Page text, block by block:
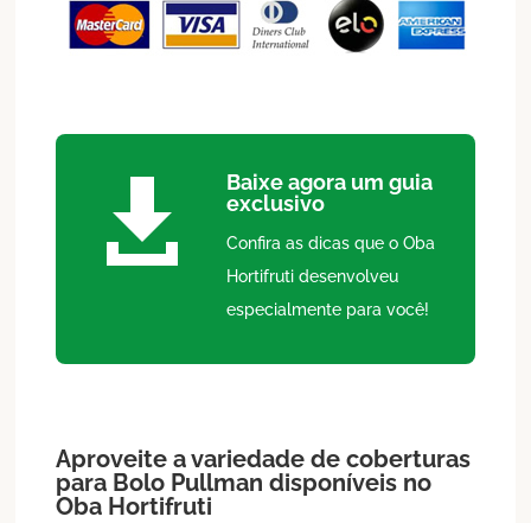

Baixe agora um guia
exclusivo
Confira as dicas que o Oba
Hortifruti desenvolveu
especialmente para você!
Aproveite a variedade de coberturas
para Bolo Pullman disponíveis no
Oba Hortifruti